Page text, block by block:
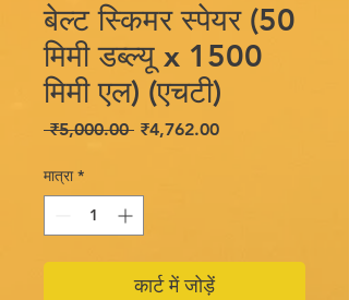
बेल्ट स्किमर स्पेयर (50
मिमी डब्ल्यू x 1500
मिमी एल) (एचटी)
₹5,000.00 नियमित
₹4,762.00बिक्री
मात्रा *
कार्ट में जोड़ें